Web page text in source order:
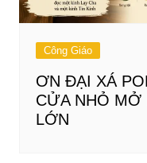
Công Giáo
ƠN ĐẠI XÁ
CỬA NHỎ MỞ
LỚN